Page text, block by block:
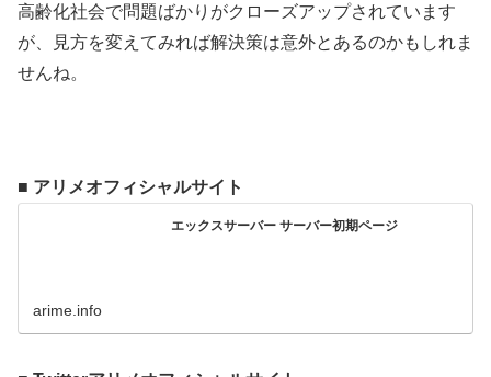
高齢化社会で問題ばかりがクローズアップされています
が、見方を変えてみれば解決策は意外とあるのかもしれま
せんね。
■ アリメオフィシャルサイト
エックスサーバー サーバー初期ページ
arime.info